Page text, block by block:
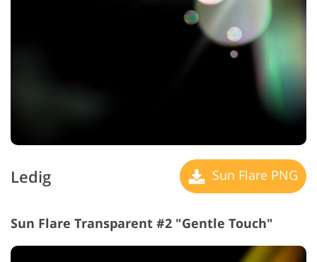
Ledig Sun Flare PNG
Sun Flare Transparent #2 "Gentle Touch"